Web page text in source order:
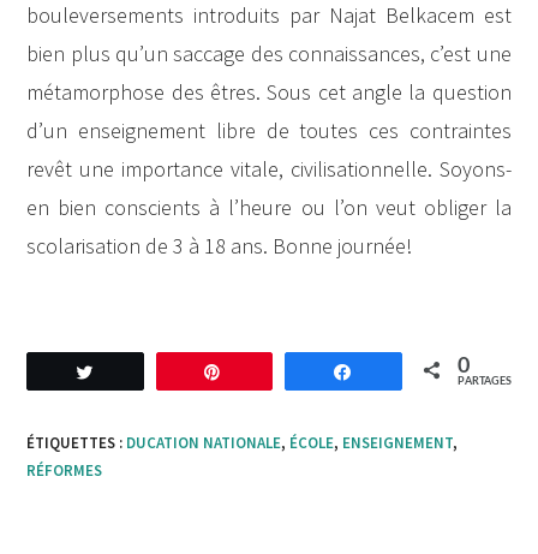
bouleversements introduits par Najat Belkacem est
bien plus qu’un saccage des connaissances, c’est une
métamorphose des êtres. Sous cet angle la question
d’un enseignement libre de toutes ces contraintes
revêt une importance vitale, civilisationnelle. Soyons-
en bien conscients à l’heure ou l’on veut obliger la
scolarisation de 3 à 18 ans. Bonne journée!
Partagez 0
PARTAGES
ÉTIQUETTES : DUCATION NATIONALE, ÉCOLE, ENSEIGNEMENT,
RÉFORMES